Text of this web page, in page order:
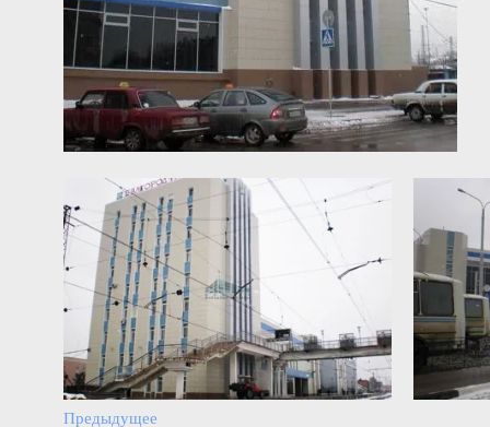
Предыдущее